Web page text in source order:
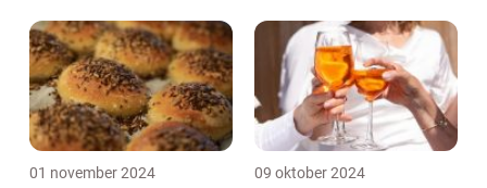
01 november 2024 09 oktober 2024